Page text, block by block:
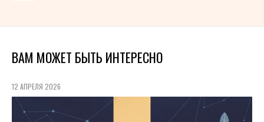
ВАМ МОЖЕТ БЫТЬ ИНТЕРЕСНО
12 АПРЕЛЯ 2026